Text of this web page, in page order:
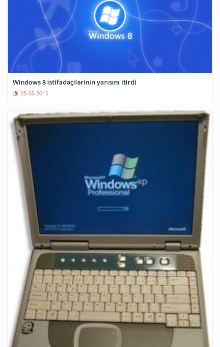
Windows 8 istifadəçilərinin yarısını itirdi
25-05-2015